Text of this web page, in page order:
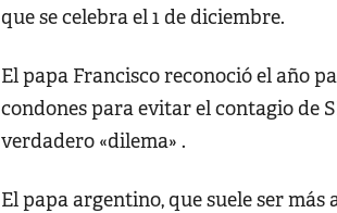
que se celebra el 1 de diciembre.
El papa Francisco reconoció el año
condones para evitar el contagio de
verdadero «dilema» .
El papa argentino, que suele ser